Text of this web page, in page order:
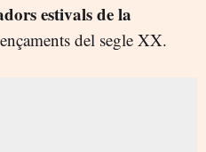
estivals de la
del segle XX.